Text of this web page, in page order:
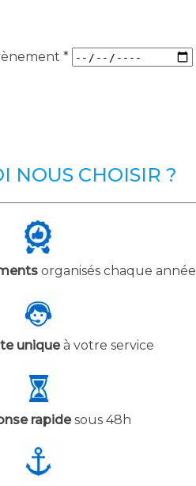
*
NOUS CHOISIR ?
organisés chaque année
uniqueà votre service
rapidesous 48h